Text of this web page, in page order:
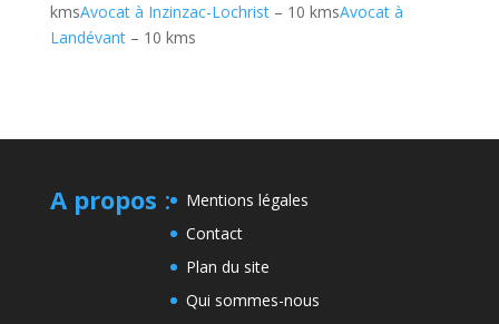
kmsAvocat à Inzinzac-Lochrist– 10 kmsAvocat à
Landévant– 10 kms
A propos :
Mentions légales
Contact
Plan du site
Qui sommes-nous